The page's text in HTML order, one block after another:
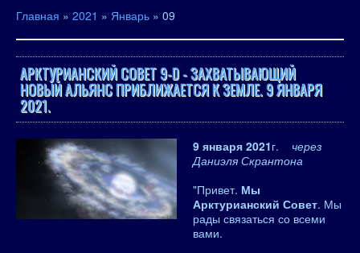
Главная » 2021 » Январь » 09
АРКТУРИАНСКИЙ СОВЕТ 9-D - ЗАХВАТЫВАЮЩИЙ
НОВЫЙ АЛЬЯНС ПРИБЛИЖАЕТСЯ К ЗЕМЛЕ. 9 ЯНВАРЯ
2021.
9 января 2021г.
через
Даниэля Скрантона
"Привет. Мы
Арктурианский Совет. Мы
рады связаться со всеми
вами.